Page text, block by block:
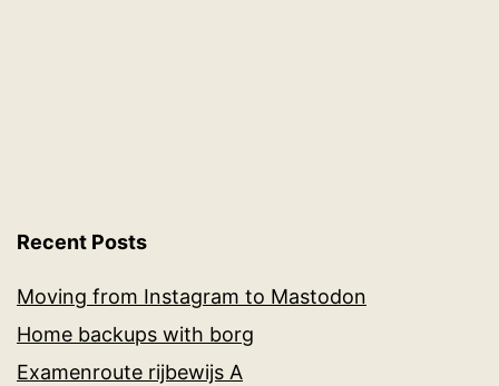
Recent Posts
Moving from Instagram to Mastodon
Home backups with borg
Examenroute rijbewijs A